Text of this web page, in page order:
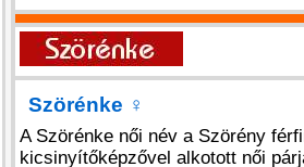
Szörénke ♀
A Szörénke női név a Szörény
kicsinyítőképzővel alkotott női